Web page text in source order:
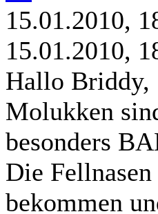
15.01.2010,
15.01.2010,
Hallo Briddy,
Molukken
besonders
Die
bekommen